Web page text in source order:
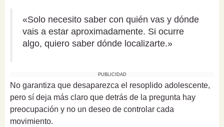
«Solo necesito saber con quién vas y dónde
vais a estar aproximadamente. Si ocurre
algo, quiero saber dónde localizarte.»
PUBLICIDAD
No garantiza que desaparezca el resoplido adolescente,
pero sí deja más claro que detrás de la pregunta hay
preocupación y no un deseo de controlar cada
movimiento.